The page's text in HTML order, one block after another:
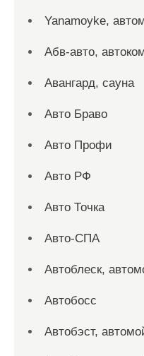
Yanamoyke,
Абв-авто,
Авангард, сауна
Авто Браво
Авто Профи
Авто РФ
Авто Точка
Авто-СПА
Автоблеск,
Автобосс
Автобэст,